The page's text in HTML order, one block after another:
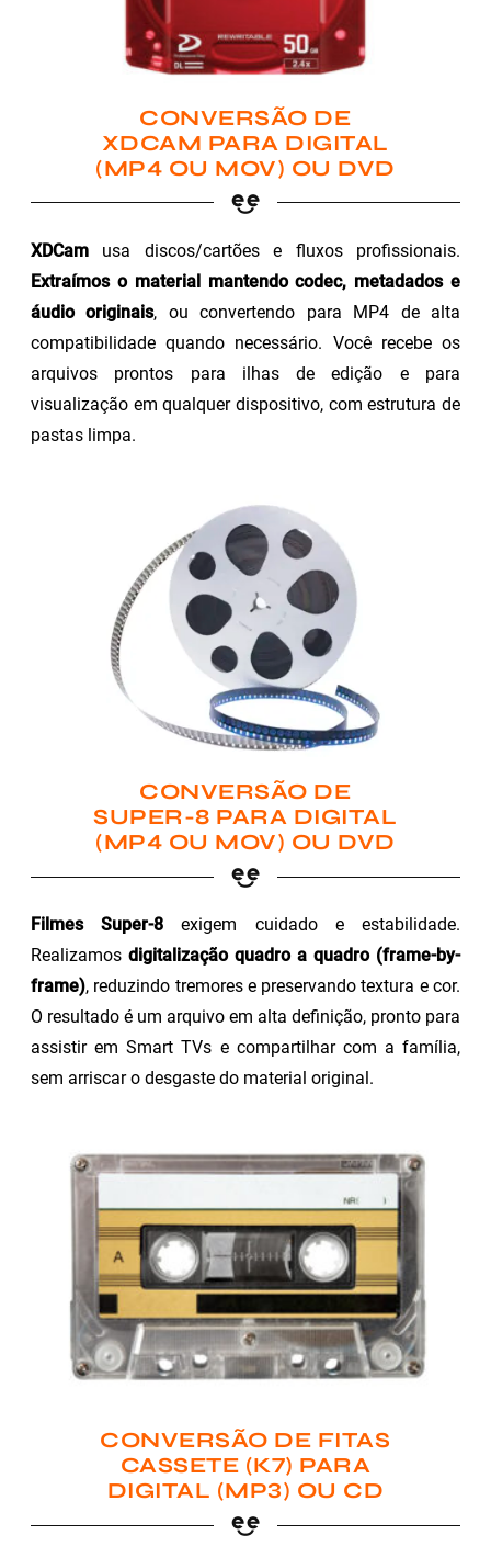
CONVERSÃO DE
XDCAM PARA DIGITAL
(MP4 OU MOV) OU DVD
XDCam usa discos/cartões e fluxos profissionais.
Extraímos o material mantendo codec, metadados e
áudio originais, ou convertendo para MP4 de alta
compatibilidade quando necessário. Você recebe os
arquivos prontos para ilhas de edição e para
visualização em qualquer dispositivo, com estrutura de
pastas limpa.
CONVERSÃO DE
SUPER-8 PARA DIGITAL
(MP4 OU MOV) OU DVD
Filmes Super-8 exigem cuidado e estabilidade.
Realizamos digitalização quadro a quadro (frame-by-
frame), reduzindo tremores e preservando textura e cor.
O resultado é um arquivo em alta definição, pronto para
assistir em Smart TVs e compartilhar com a família,
sem arriscar o desgaste do material original.
CONVERSÃO DE FITAS
CASSETE (K7) PARA
DIGITAL (MP3) OU CD